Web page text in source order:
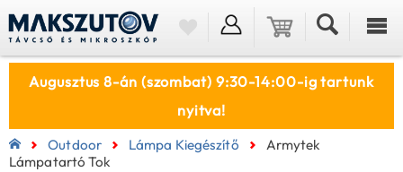
Augusztus 8-án (szombat) 9:30-14:00-ig tartunk
nyitva!
Outdoor Lámpa Kiegészítő
Armytek
Lámpatartó Tok